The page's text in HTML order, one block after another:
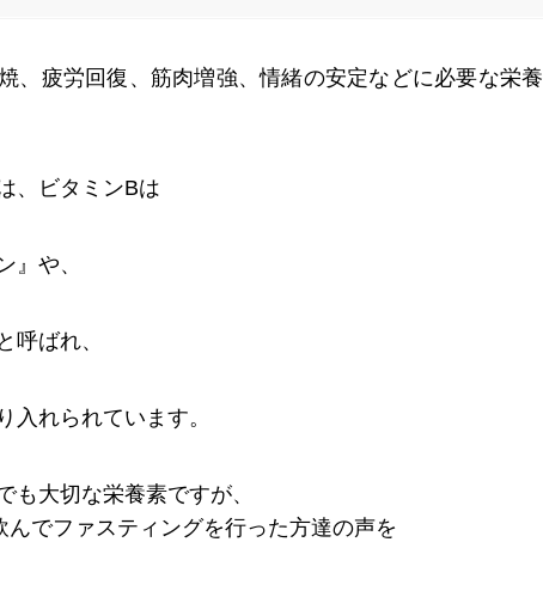
、疲労回復、筋肉増強、情緒の安定などに必要な栄養
、ビタミンBは
』や、
呼ばれ、
入れられています。
も大切な栄養素ですが、
んでファスティングを行った方達の声を